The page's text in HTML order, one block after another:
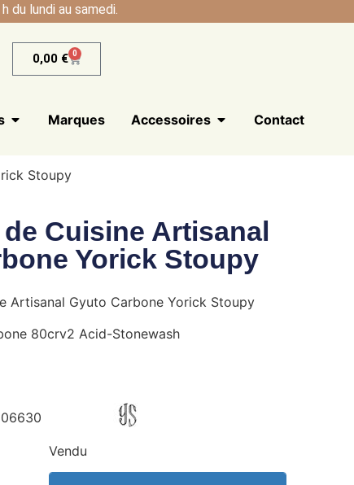
du lundi au samedi.
0,00 € 0
Marques Accessoires Contact
Stoupy
Cuisine Artisanal
Yorick Stoupy
Artisanal Gyuto Carbone Yorick Stoupy
80crv2 Acid-Stonewash
Vendu